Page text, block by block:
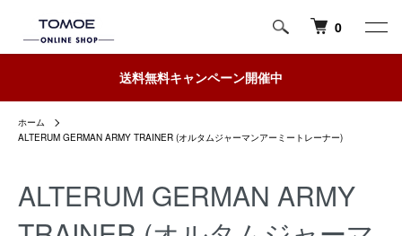
0
送料無料キャンペーン開催中
ホーム
ALTERUM GERMAN ARMY TRAINER (オルタムジャーマンアーミートレーナー)
ALTERUM GERMAN ARMY